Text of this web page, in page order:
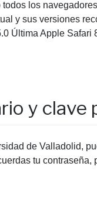
los
y sus versiones
Última Apple
y
de Valladolid,
tu